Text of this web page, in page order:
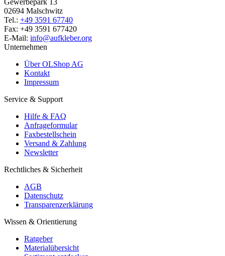
02694 Malschwitz
Tel.: +49 3591 67740
Fax: +49 3591 677420
E-Mail: info@aufkleber.org
Unternehmen
Über OLShop AG
Kontakt
Impressum
Service & Support
Hilfe & FAQ
Anfrageformular
Faxbestellschein
Versand & Zahlung
Newsletter
Rechtliches & Sicherheit
AGB
Datenschutz
Transparenzerklärung
Wissen & Orientierung
Ratgeber
Materialübersicht